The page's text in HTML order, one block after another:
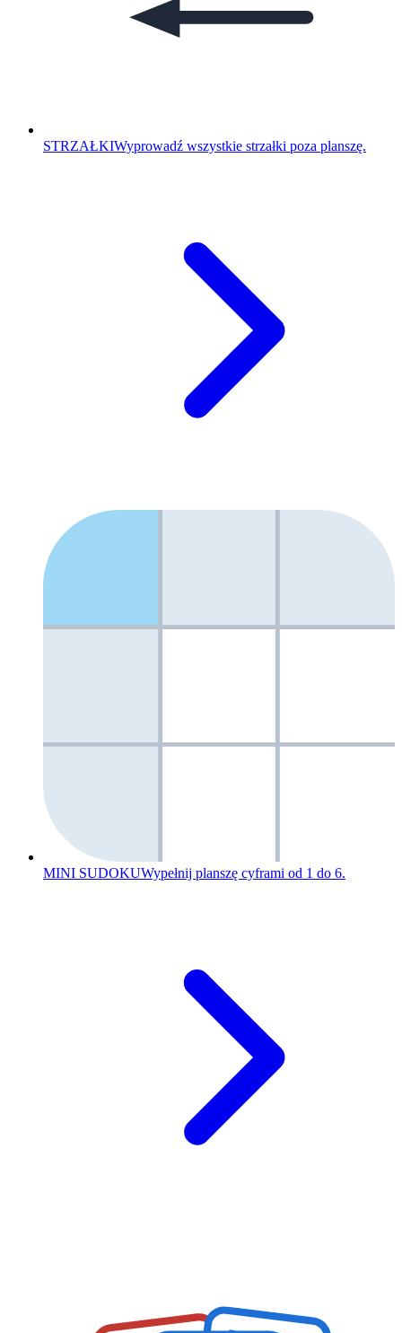
STRZAŁKIWyprowadź wszystkie strzałki poza planszę.
MINI SUDOKUWypełnij planszę cyframi od 1 do 6.